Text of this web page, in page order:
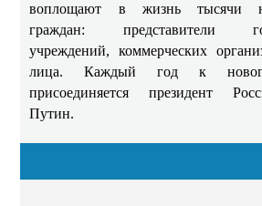
воплощают в жизнь тысячи
граждан: представители
учреждений, коммерческих
лица. Каждый год к
присоединяется президент
Путин.